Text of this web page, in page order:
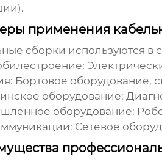
применения
сборки используются в
Бортовое оборудование,
оборудование:
оборудование:
Сетевое